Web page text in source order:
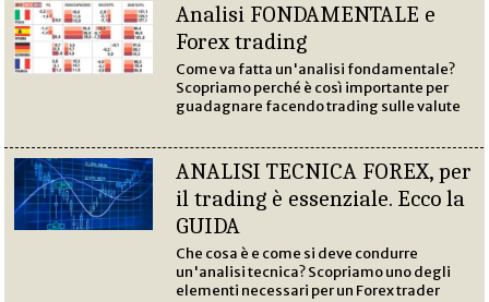
Analisi FONDAMENTALE e
Forex trading
Come va fatta un'analisi fondamentale?
Scopriamo perché è così importante per
guadagnare facendo trading sulle valute
ANALISI TECNICA FOREX, per
il trading è essenziale. Ecco la
GUIDA
Che cosa è e come si deve condurre
un'analisi tecnica? Scopriamo uno degli
elementi necessari per un Forex trader